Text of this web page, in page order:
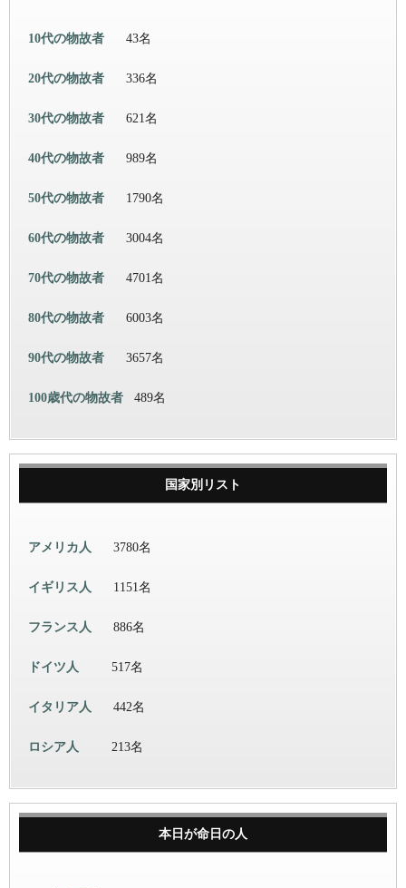
10代の物故者 43名
20代の物故者 336名
30代の物故者 621名
40代の物故者 989名
50代の物故者 1790名
60代の物故者 3004名
70代の物故者 4701名
80代の物故者 6003名
90代の物故者 3657名
100歳代の物故者 489名
国家別リスト
アメリカ人 3780名
イギリス人 1151名
フランス人 886名
ドイツ人 517名
イタリア人 442名
ロシア人 213名
本日が命日の人